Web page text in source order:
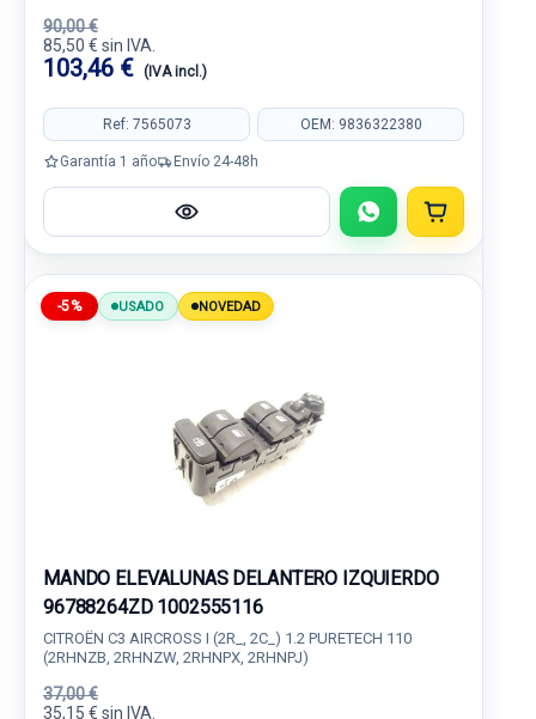
90,00 €
85,50 € sin IVA.
103,46 € (IVA incl.)
Ref: 7565073 OEM: 9836322380
Garantía 1 año Envío 24-48h
-5% USADO NOVEDAD
MANDO ELEVALUNAS DELANTERO IZQUIERDO
96788264ZD 1002555116
CITROËN C3 AIRCROSS I (2R_, 2C_) 1.2 PURETECH 110
(2RHNZB, 2RHNZW, 2RHNPX, 2RHNPJ)
37,00 €
35,15 € sin IVA.